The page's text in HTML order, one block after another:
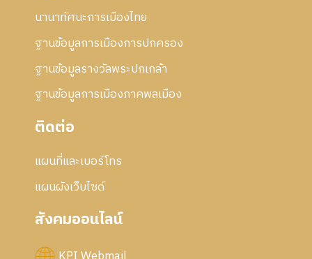
นานาทัศนะการเมืองไทย
ฐานข้อมูลการเมืองการปกครอง
ฐานข้อมูลรางวัลพระปกเกล้า
ฐานข้อมูลการเมืองภาคพลเมือง
ติดต่อ
แผนที่และเบอร์โทร
แผนผังเว็บไซด์
สังคมออนไลน์